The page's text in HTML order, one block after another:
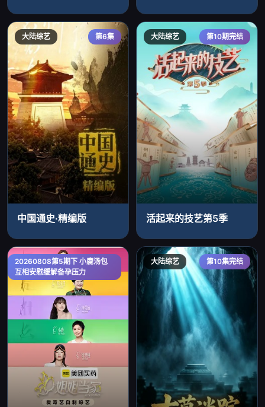
大陆综艺 第6集
中国通史·精编版
大陆综艺 第10期完结
活起来的技艺第5季
大陆综艺
20260808第5期下 小鹿汤包
互相安慰缓解备孕压力
大陆综艺 第10集完结